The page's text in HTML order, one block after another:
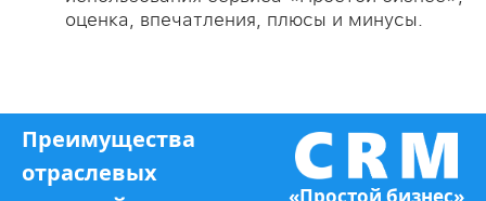
оценка, впечатления, плюсы и минусы.
Преимущества
отраслевых
«Простой бизнес»